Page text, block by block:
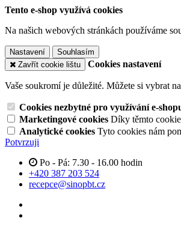
Tento e-shop využívá cookies
Na našich webových stránkách používáme
Nastavení
Souhlasím
Zavřít cookie lištu
Cookies nastavení
Vaše soukromí je důležité. Můžete si vybrat
Cookies nezbytné pro využívání e-
Marketingové cookies Díky těmto
Analytické cookies Tyto cookies nám
Potvrzuji
Po - Pá: 7.30 - 16.00 hodin
+420 387 203 524
recepce@sinopbt.cz